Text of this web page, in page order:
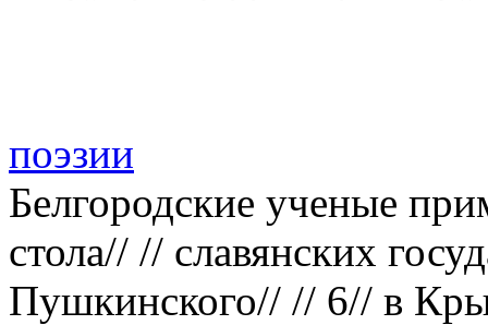
поэзии
Белгородские ученые
стола// // славянских
Пушкинского// // 6// в